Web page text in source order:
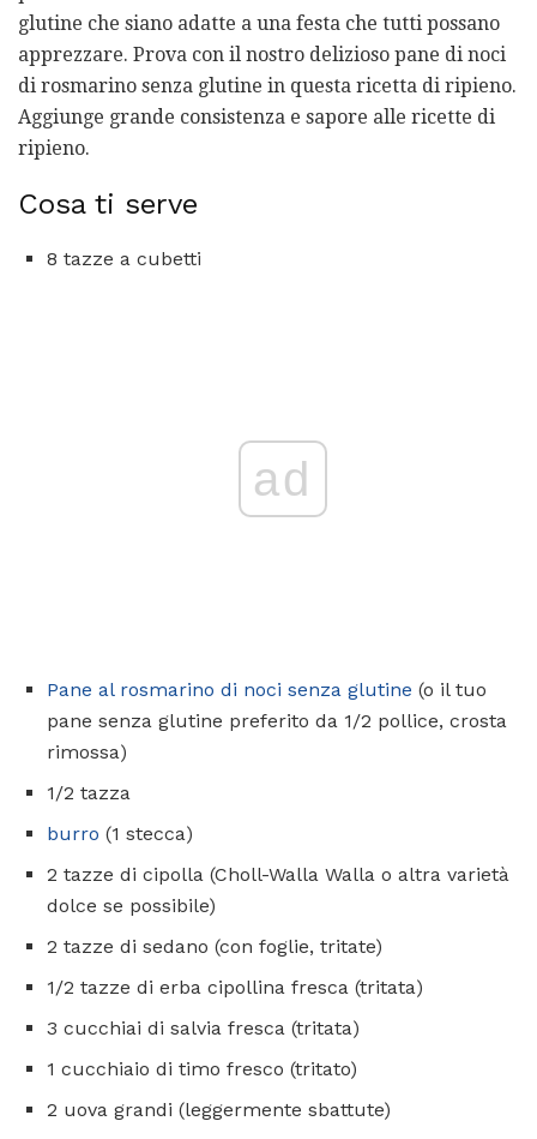
glutine che siano adatte a una festa che tutti possano
apprezzare. Prova con il nostro delizioso pane di noci
di rosmarino senza glutine in questa ricetta di ripieno.
Aggiunge grande consistenza e sapore alle ricette di
ripieno.
Cosa ti serve
8 tazze a cubetti
ad
Pane al rosmarino di noci senza glutine (o il tuo
pane senza glutine preferito da 1/2 pollice, crosta
rimossa)
1/2 tazza
burro (1 stecca)
2 tazze di cipolla (Choll-Walla Walla o altra varietà
dolce se possibile)
2 tazze di sedano (con foglie, tritate)
1/2 tazze di erba cipollina fresca (tritata)
3 cucchiai di salvia fresca (tritata)
1 cucchiaio di timo fresco (tritato)
2 uova grandi (leggermente sbattute)